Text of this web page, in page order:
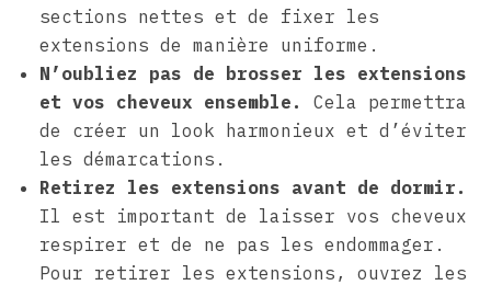
sections nettes et de fixer les
extensions de manière uniforme.
N’oubliez pas de brosser les extensions
et vos cheveux ensemble.
Cela permettra
de créer un look harmonieux et d’éviter
les démarcations.
Retirez les extensions avant de dormir.
Il est important de laisser vos cheveux
respirer et de ne pas les endommager.
Pour retirer les extensions, ouvrez les